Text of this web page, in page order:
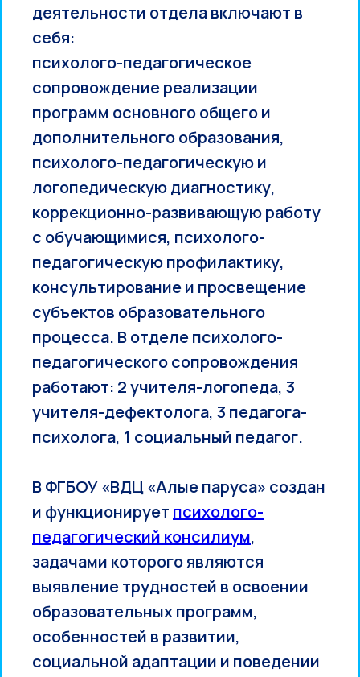
деятельности отдела включают в
себя:
психолого-педагогическое
сопровождение реализации
программ основного общего и
дополнительного образования,
психолого-педагогическую и
логопедическую диагностику,
коррекционно-развивающую работу
с обучающимися, психолого-
педагогическую профилактику,
консультирование и просвещение
субъектов образовательного
процесса. В отделе психолого-
педагогического сопровождения
работают: 2 учителя-логопеда, 3
учителя-дефектолога, 3 педагога-
психолога, 1 социальный педагог.
В ФГБОУ «ВДЦ «Алые паруса» создан
и функционирует психолого-
педагогический консилиум,
задачами которого являются
выявление трудностей в освоении
образовательных программ,
особенностей в развитии,
социальной адаптации и поведении